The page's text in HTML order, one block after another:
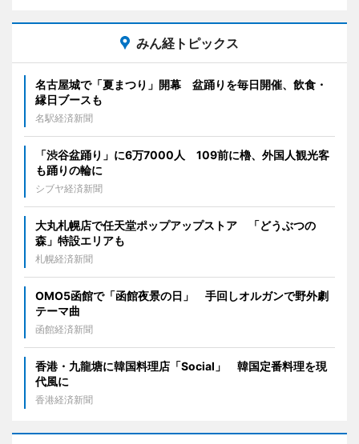
みん経トピックス
名古屋城で「夏まつり」開幕 盆踊りを毎日開催、飲食・
縁日ブースも
名駅経済新聞
「渋谷盆踊り」に6万7000人 109前に櫓、外国人観光客
も踊りの輪に
シブヤ経済新聞
大丸札幌店で任天堂ポップアップストア 「どうぶつの
森」特設エリアも
札幌経済新聞
OMO5函館で「函館夜景の日」 手回しオルガンで野外劇
テーマ曲
函館経済新聞
香港・九龍塘に韓国料理店「Social」 韓国定番料理を現
代風に
香港経済新聞